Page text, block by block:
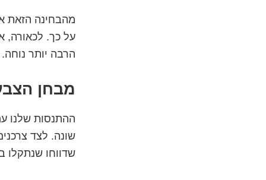
מהבחינה הזאת
על כך. לכאורה,
הרבה יותר
מבחן
ההתנסות שלנו
שונה. לצד
שדווחו